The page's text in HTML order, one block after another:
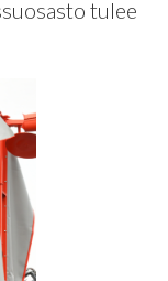
tulee